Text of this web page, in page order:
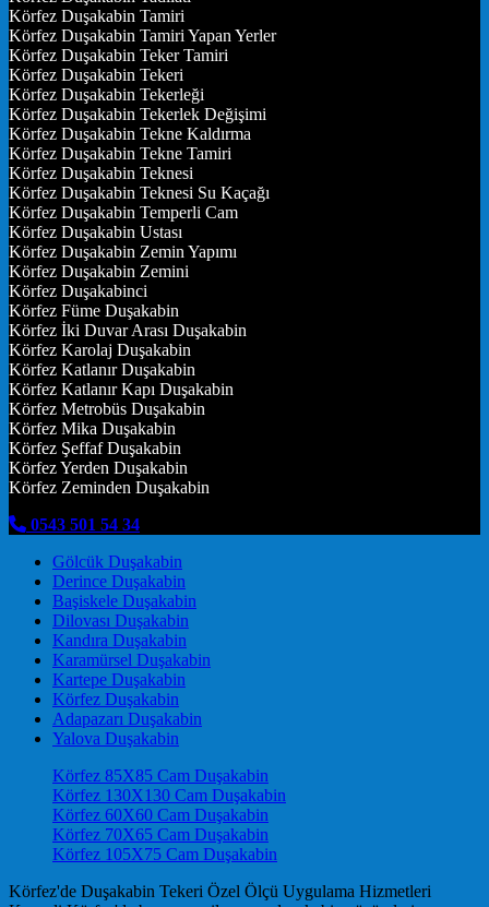
Körfez Duşakabin Tamiri
Körfez Duşakabin Tamiri Yapan Yerler
Körfez Duşakabin Teker Tamiri
Körfez Duşakabin Tekeri
Körfez Duşakabin Tekerleği
Körfez Duşakabin Tekerlek Değişimi
Körfez Duşakabin Tekne Kaldırma
Körfez Duşakabin Tekne Tamiri
Körfez Duşakabin Teknesi
Körfez Duşakabin Teknesi Su Kaçağı
Körfez Duşakabin Temperli Cam
Körfez Duşakabin Ustası
Körfez Duşakabin Zemin Yapımı
Körfez Duşakabin Zemini
Körfez Duşakabinci
Körfez Füme Duşakabin
Körfez İki Duvar Arası Duşakabin
Körfez Karolaj Duşakabin
Körfez Katlanır Duşakabin
Körfez Katlanır Kapı Duşakabin
Körfez Metrobüs Duşakabin
Körfez Mika Duşakabin
Körfez Şeffaf Duşakabin
Körfez Yerden Duşakabin
Körfez Zeminden Duşakabin
0543 501 54 34
Gölcük Duşakabin
Derince Duşakabin
Başiskele Duşakabin
Dilovası Duşakabin
Kandıra Duşakabin
Karamürsel Duşakabin
Kartepe Duşakabin
Körfez Duşakabin
Adapazarı Duşakabin
Yalova Duşakabin
Körfez 85X85 Cam Duşakabin
Körfez 130X130 Cam Duşakabin
Körfez 60X60 Cam Duşakabin
Körfez 70X65 Cam Duşakabin
Körfez 105X75 Cam Duşakabin
Körfez'de Duşakabin Tekeri Özel Ölçü Uygulama Hizmetleri